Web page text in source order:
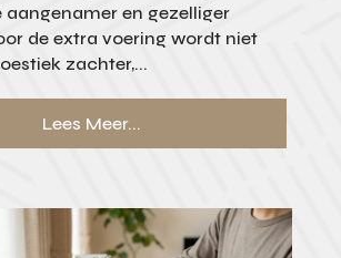
en gezelliger
de extra voering wordt niet
zachter,...
Lees Meer...